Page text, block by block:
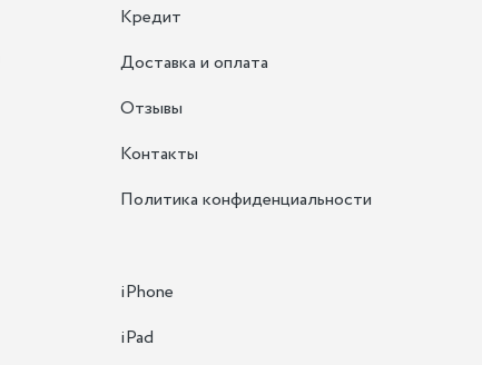
Кредит
Доставка и оплата
Отзывы
Контакты
Политика конфиденциальности
iPhone
iPad